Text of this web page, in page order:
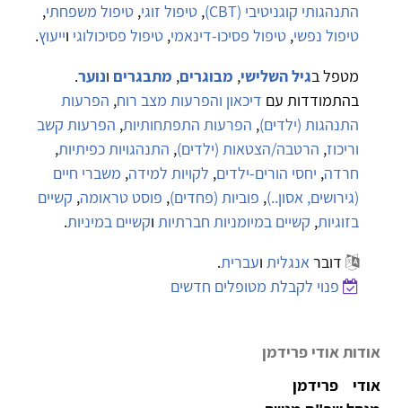
התנהגותי קוגניטיבי (CBT)
, טיפול זוגי, טיפול משפחתי,
טיפול נפשי, טיפול פסיכו-דינאמי, טיפול פסיכולוגי וייעוץ.
מטפל בגיל השלישי, מבוגרים, מתבגרים ונוער.
בהתמודדות עם דיכאון והפרעות מצב רוח, הפרעות
התנהגות (ילדים), הפרעות התפתחותיות, הפרעות קשב
וריכוז, הרטבה/הצטאות (ילדים), התנהגויות כפיתיות,
חרדה, יחסי הורים-ילדים, לקויות למידה, משברי חיים
(גירושים, אסון..), פוביות (פחדים), פוסט טראומה, קשיים
בזוגיות, קשיים במיומניות חברתיות וקשיים במיניות.
דובראנגלית ועברית.
פנוי לקבלת מטופלים חדשים
אודות אודי פרידמן
אודי פרידמן